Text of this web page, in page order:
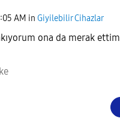
AM in Giyilebilir Cihazlar
ona da merak ettim